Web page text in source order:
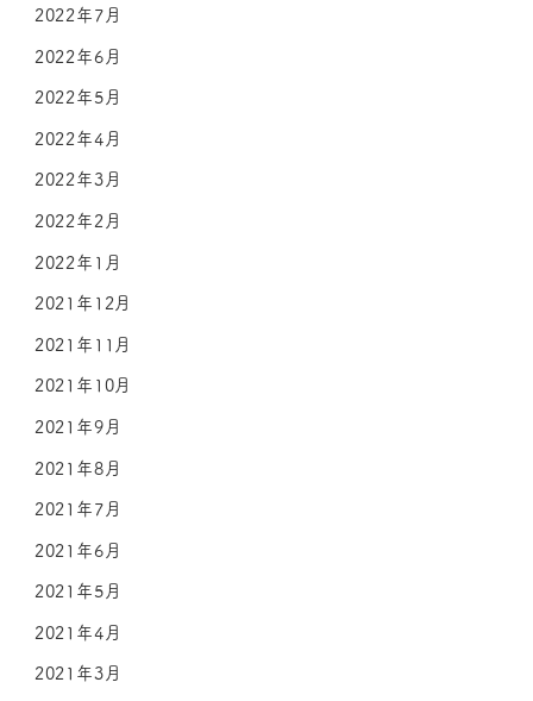
2022年7月
2022年6月
2022年5月
2022年4月
2022年3月
2022年2月
2022年1月
2021年12月
2021年11月
2021年10月
2021年9月
2021年8月
2021年7月
2021年6月
2021年5月
2021年4月
2021年3月